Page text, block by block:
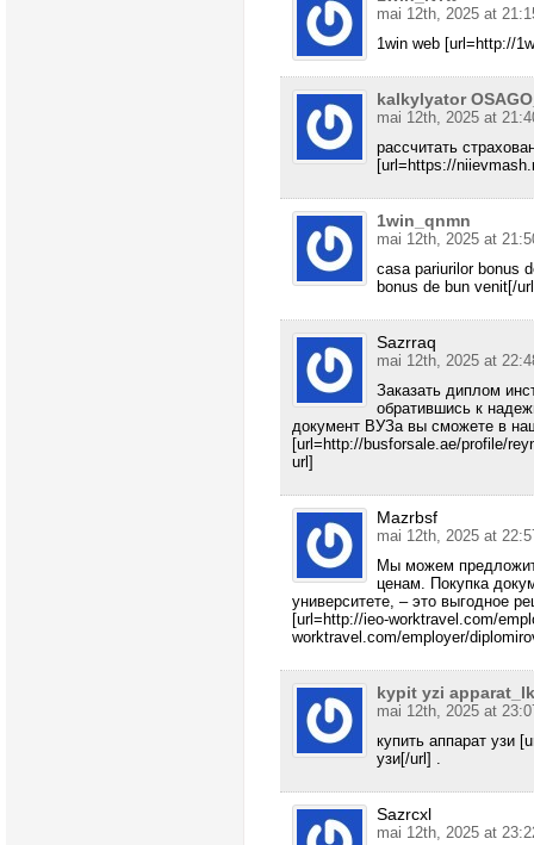
mai 12th, 2025 at
1win web [url=http://
kalkylyator
mai 12th, 2025 at
рассчитать
[url=https://
1win_qnmn
mai 12th, 2025 at
casa pariurilor bonus
bonus de bun venit[/
Sazrraq
mai 12th, 2025 at
Заказать диплом
обратившись к
документ ВУЗа вы сможете в
[url=http://busforsale.ae/profile/
url]
Mazrbsf
mai 12th, 2025 at
Мы можем
ценам. Покупка
университете, – это выгодное
[url=http://ieo-worktravel.com/
worktravel.com/employer/
kypit yzi
mai 12th, 2025 at
купить аппарат узи
узи[/url] .
Sazrcxl
mai 12th, 2025 at